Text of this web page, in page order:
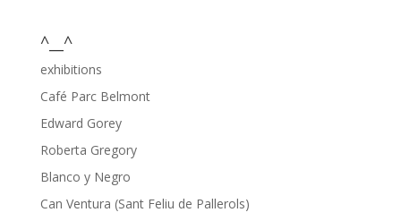
^__^
exhibitions
Café Parc Belmont
Edward Gorey
Roberta Gregory
Blanco y Negro
Can Ventura (Sant Feliu de Pallerols)